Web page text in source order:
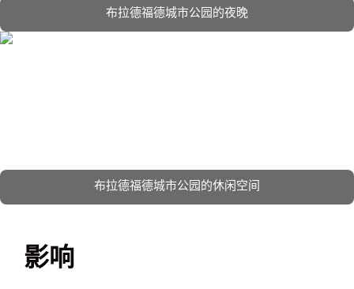
布拉德福德城市公园的夜晚
布拉德福德城市公园的休闲空间
影响